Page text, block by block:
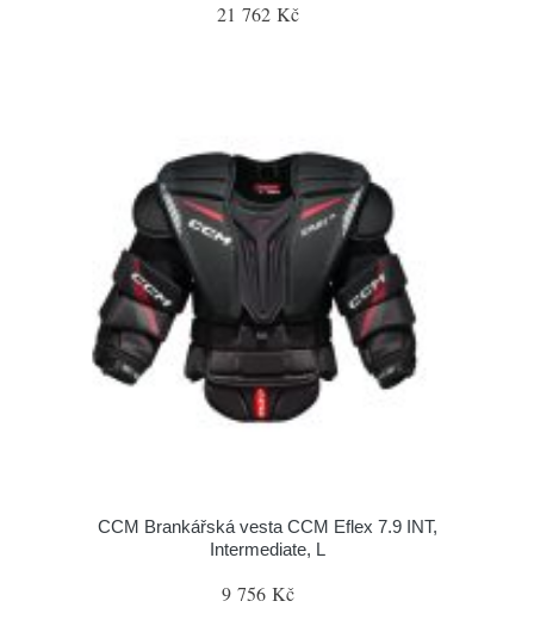
21 762 Kč
CCM Brankářská vesta CCM Eflex 7.9 INT,
Intermediate, L
9 756 Kč